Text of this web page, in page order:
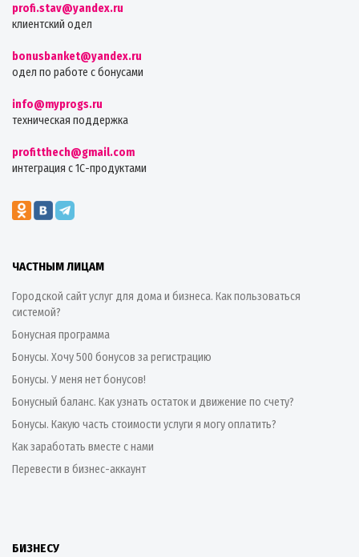
profi.stav@yandex.ru
клиентский одел
bonusbanket@yandex.ru
одел по работе с бонусами
info@myprogs.ru
техническая поддержка
profitthech@gmail.com
интеграция с 1С-продуктами
ЧАСТНЫМ ЛИЦАМ
Городской сайт услуг для дома и бизнеса. Как пользоваться
системой?
Бонусная программа
Бонусы. Хочу 500 бонусов за регистрацию
Бонусы. У меня нет бонусов!
Бонусный баланс. Как узнать остаток и движение по счету?
Бонусы. Какую часть стоимости услуги я могу оплатить?
Как заработать вместе с нами
Перевести в бизнес-аккаунт
БИЗНЕСУ